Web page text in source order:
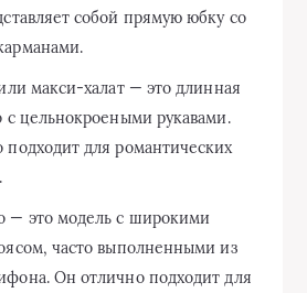
собой прямую юбку со
макси-халат — это длинная
с цельнокроеными рукавами.
подходит для романтических
— это модель с широкими
часто выполненными из
Он отлично подходит для